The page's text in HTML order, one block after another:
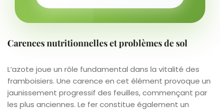
Carences nutritionnelles et problèmes de sol
L’azote joue un rôle fundamental dans la vitalité des
framboisiers. Une carence en cet élément provoque un
jaunissement progressif des feuilles, commençant par
les plus anciennes. Le fer constitue également un